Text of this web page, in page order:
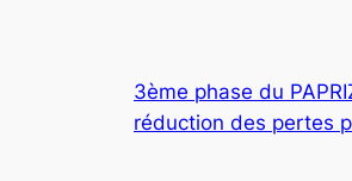
3ème phase du
réduction des pertes